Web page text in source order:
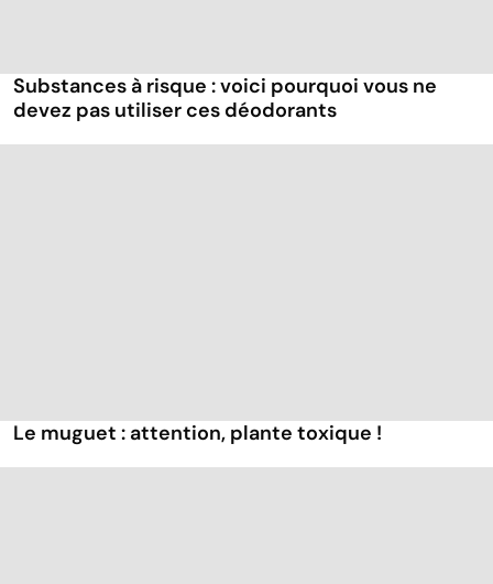
Substances à risque : voici pourquoi vous ne
devez pas utiliser ces déodorants
Le muguet : attention, plante toxique !